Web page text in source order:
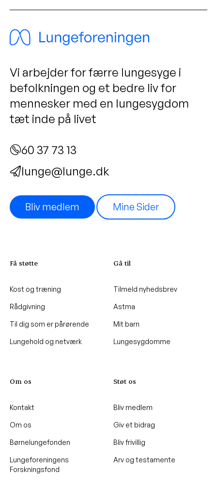
Vi arbejder for færre lungesyge i
befolkningen og et bedre liv for
mennesker med en lungesygdom
tæt inde på livet
60 37 73 13
lunge@lunge.dk
Bliv medlem Mine Sider
Få støtte
Kost og træning
Rådgivning
Til dig som er pårørende
Lungehold og netværk
Gå til
Tilmeld nyhedsbrev
Astma
Mit barn
Lungesygdomme
Om os
Kontakt
Om os
Børnelungefonden
Lungeforeningens
Forskningsfond
Støt os
Bliv medlem
Giv et bidrag
Bliv frivillig
Arv og testamente